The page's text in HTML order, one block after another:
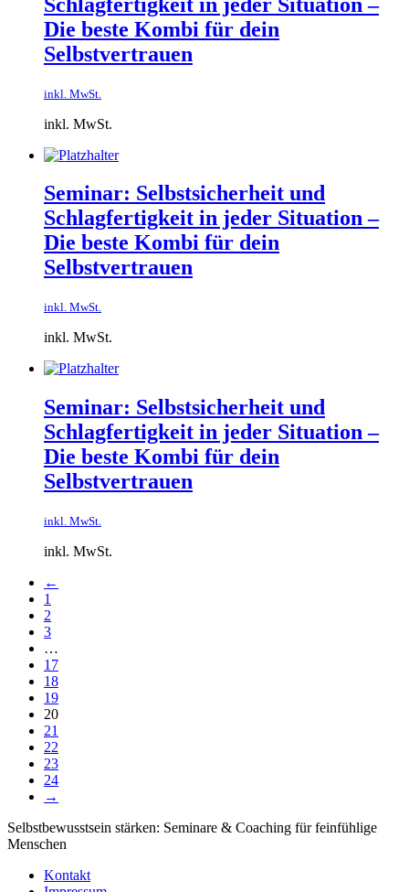
Die beste Kombi für dein
Selbstvertrauen
inkl. MwSt.
inkl. MwSt.
Seminar: Selbstsicherheit und
Schlagfertigkeit in jeder Situation –
Die beste Kombi für dein
Selbstvertrauen
inkl. MwSt.
inkl. MwSt.
Seminar: Selbstsicherheit und
Schlagfertigkeit in jeder Situation –
Die beste Kombi für dein
Selbstvertrauen
inkl. MwSt.
inkl. MwSt.
←
1
2
3
…
17
18
19
20
21
22
23
24
→
Selbstbewusstsein stärken: Seminare & Coaching für feinfühlige
Menschen
Kontakt